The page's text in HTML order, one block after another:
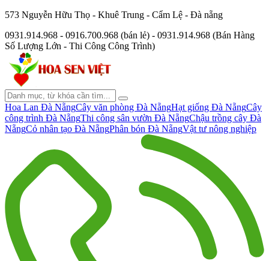
573 Nguyễn Hữu Thọ - Khuê Trung - Cẩm Lệ - Đà nẵng
0931.914.968 - 0916.700.968 (bán lẻ) - 0931.914.968 (Bán Hàng
Số Lượng Lớn - Thi Công Công Trình)
Hoa Lan Đà NẵngCây văn phòng Đà NẵngHạt giống Đà NẵngCây
công trình Đà NẵngThi công sân vườn Đà NẵngChậu trồng cây Đà
NẵngCỏ nhân tạo Đà NẵngPhân bón Đà NẵngVật tư nông nghiệp